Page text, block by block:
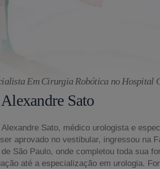
Em Cirurgia Robótica no Hospital
Sato
Alexandre Sato, médico urologista e
aprovado no vestibular, ingressou na
São Paulo, onde completou toda sua
até a especialização em urologia.